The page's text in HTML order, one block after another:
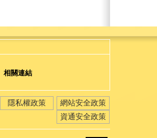
相關連結
隱私權政策
網站安全政策
資通安全政策